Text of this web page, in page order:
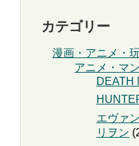
カテゴリー
漫画・アニメ・
アニメ・マ
DEATH
エヴァ
リヲン